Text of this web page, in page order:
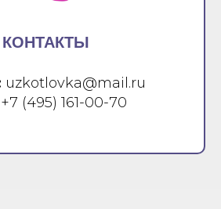
КОНТАКТЫ
uzkotlovka@mail.ru
+7 (495) 161-00-70